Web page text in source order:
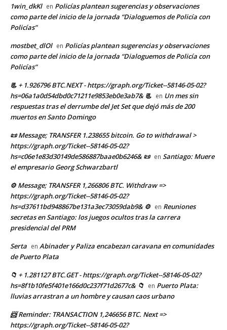
1win_dkKl en Policías plantean sugerencias y observaciones
como parte del inicio de la jornada “Dialoguemos de Policía con
Policías”
mostbet_dlOl en Policías plantean sugerencias y observaciones
como parte del inicio de la jornada “Dialoguemos de Policía con
Policías”
📃 + 1.926796 BTC.NEXT - https://graph.org/Ticket--58146-05-02?
hs=06a1a0d54dbd0c71211e9853eb0e3ab7& 📃 en Un mes sin
respuestas tras el derrumbe del Jet Set que dejó más de 200
muertos en Santo Domingo
📜 Message; TRANSFER 1.238655 bitcoin. Go to withdrawal >
https://graph.org/Ticket--58146-05-02?
hs=c06e1e83d30149de586887baae0b6246& 📜 en Santiago: Muere
el empresario Georg Schwarzbartl
⚙ Message; TRANSFER 1,266806 BTC. Withdraw =>
https://graph.org/Ticket--58146-05-02?
hs=d37611bd948867be131a3ec73059dab9& ⚙ en Reuniones
secretas en Santiago: los juegos ocultos tras la carrera
presidencial del PRM
Serta en Abinader y Paliza encabezan caravana en comunidades
de Puerto Plata
📁 + 1.281127 BTC.GET - https://graph.org/Ticket--58146-05-02?
hs=8f1b10fe5f401e166d0c237f71d2677c& 📁 en Puerto Plata:
lluvias arrastran a un hombre y causan caos urbano
📨 Reminder: TRANSACTION 1,246656 BTC. Next =>
https://graph.org/Ticket--58146-05-02?